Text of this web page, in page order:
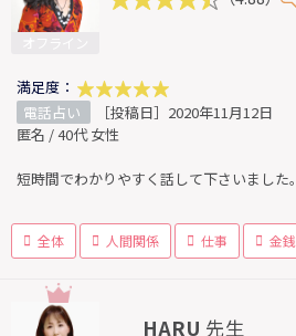
満足度：
電話占い
［投稿日］2020年11月12日
匿名 / 40代 女性
短時間でわかりやすく話して下さいました。
全体 人間関係 仕事 金銭
HARU 先生